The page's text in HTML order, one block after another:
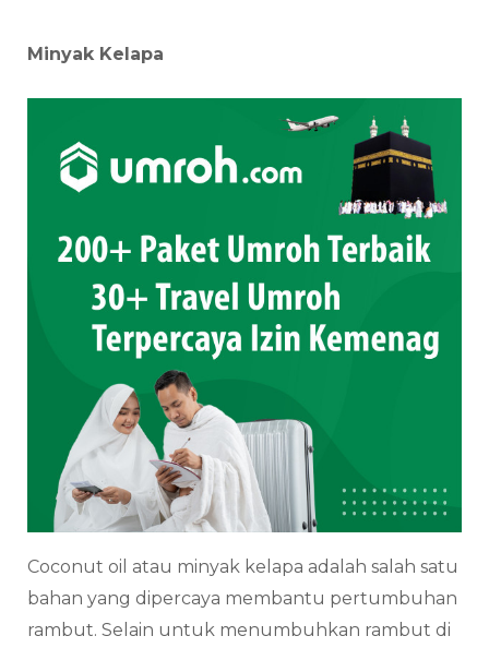
Minyak Kelapa
Coconut oil atau minyak kelapa adalah salah satu
bahan yang dipercaya membantu pertumbuhan
rambut. Selain untuk menumbuhkan rambut di